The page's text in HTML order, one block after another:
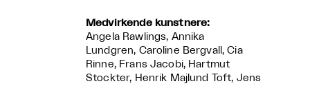
Medvirkende kunstnere:
Angela Rawlings, Annika
Lundgren, Caroline Bergvall, Cia
Rinne, Frans Jacobi, Hartmut
Stockter, Henrik Majlund Toft, Jens